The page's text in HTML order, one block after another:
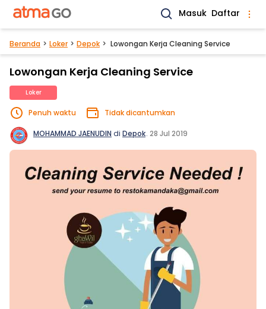
Masuk Daftar
Beranda Loker Depok Lowongan Kerja Cleaning Service
Lowongan Kerja Cleaning Service
Loker
Penuh waktu Tidak dicantumkan
MOHAMMAD JAENUDIN di Depok. 28 Jul 2019